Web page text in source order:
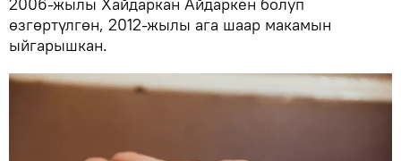
2006-жылы Хайдаркан Айдаркен болуп
өзгөртүлгөн, 2012-жылы ага шаар макамын
ыйгарышкан.